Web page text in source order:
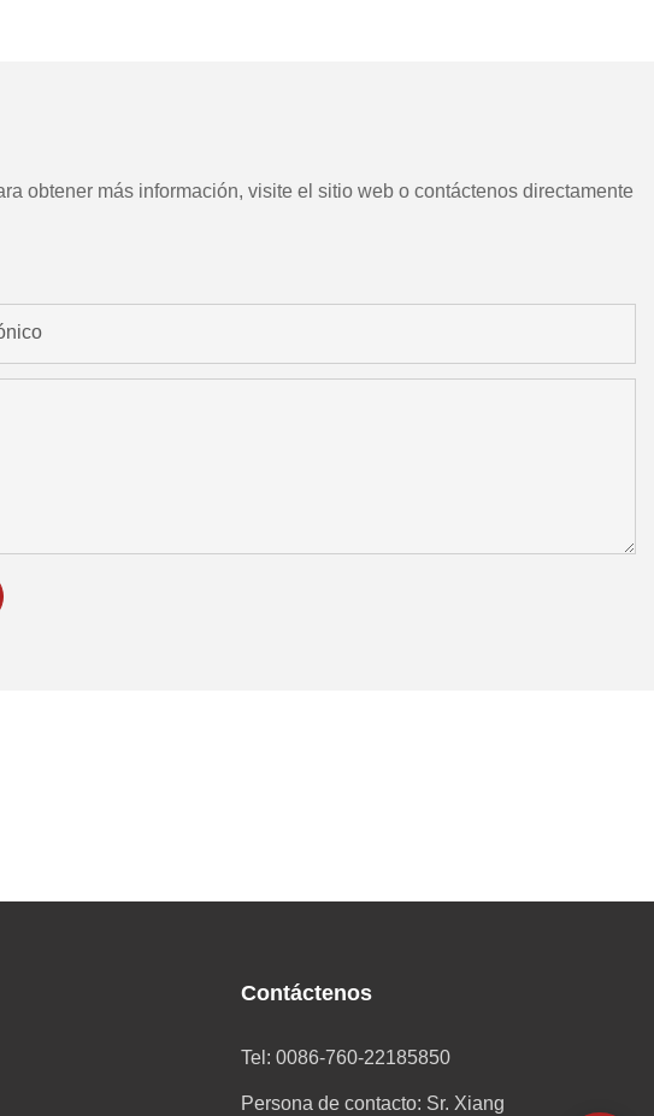
obtener más información, visite el sitio web o contáctenos directamente
Contáctenos
Tel: 0086-760-22185850
Persona de contacto: Sr. Xiang